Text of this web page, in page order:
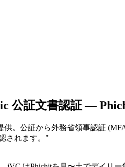
公証文書認証 —
。公証から外務省領事認証
されます。 "